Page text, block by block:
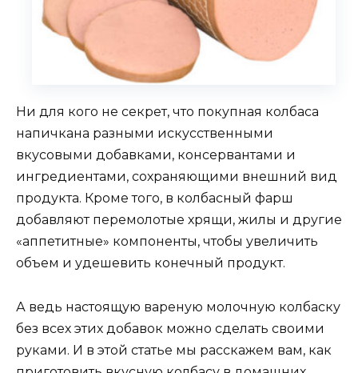
Ни для кого не секрет, что покупная колбаса
напичкана разными искусственными
вкусовыми добавками, консервантами и
ингредиентами, сохраняющими внешний вид
продукта. Кроме того, в колбасный фарш
добавляют перемолотые хрящи, жилы и другие
«аппетитные» компоненты, чтобы увеличить
объем и удешевить конечный продукт.
А ведь настоящую вареную молочную колбаску
без всех этих добавок можно сделать своими
руками. И в этой статье мы расскажем вам, как